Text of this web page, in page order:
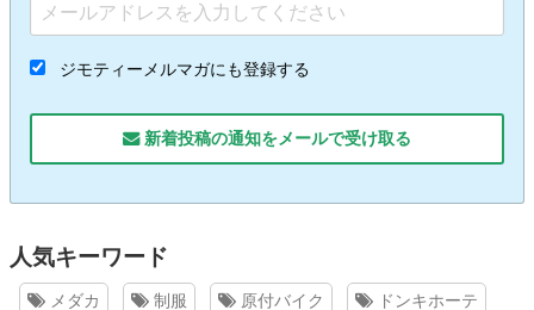
ジモティーメルマガにも登録する
新着投稿の通知をメールで受け取る
人気キーワード
メダカ 制服 原付バイク ドンキホーテ